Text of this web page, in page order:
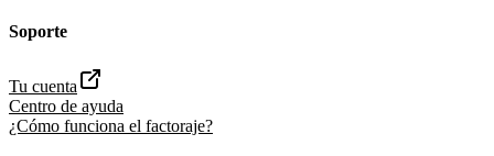
Soporte
Tu cuenta
Centro de ayuda
¿Cómo funciona el factoraje?